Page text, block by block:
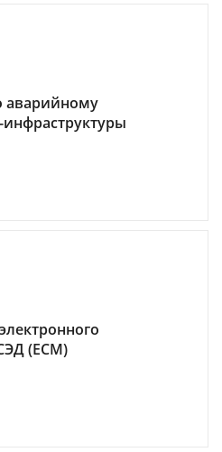
аварийному
(ECM)